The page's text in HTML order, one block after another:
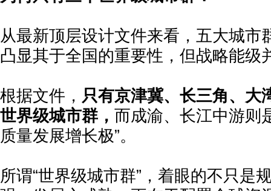
从最新顶层设计文件来看，五大城市
凸显其于全国的重要性，但战略能级
根据文件， 只有京津冀、长三角、大
世界级城市群， 而成渝、长江中游则
质量发展增长极”。
所谓“世界级城市群”，着眼的不只是